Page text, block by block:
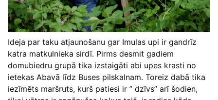
Ideja par taku atjaunošanu gar Imulas upi ir gandrīz
katra matkulnieka sirdī. Pirms desmit gadiem
domubiedru grupā tika izstaigāti abi upes krasti no
ietekas Abavā līdz Buses pilskalnam. Toreiz dabā tika
iezīmēts maršruts, kurš patiesi ir ” dzīvs” arī šodien,